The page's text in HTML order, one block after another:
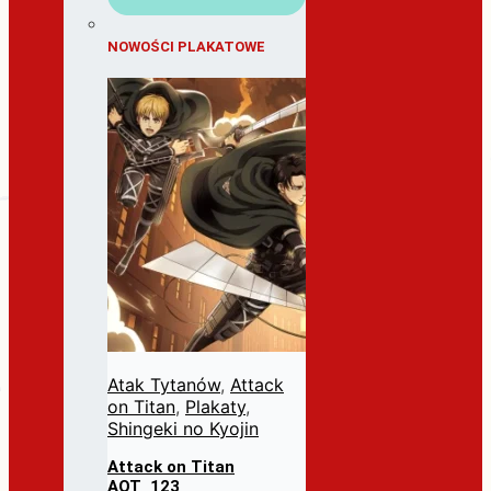
NOWOŚCI PLAKATOWE
Atak Tytanów, Attack
on Titan, Plakaty,
Shingeki no Kyojin
Attack on Titan
AOT_123